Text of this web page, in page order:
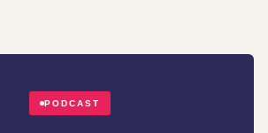
PODCAST